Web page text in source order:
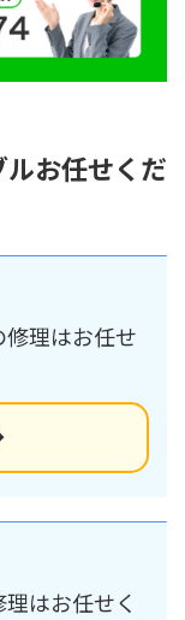
ルお任せくだ
理はお任せ
はお任せく